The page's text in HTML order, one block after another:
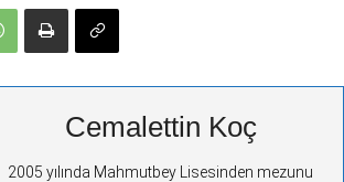
Cemalettin Koç
2005 yılında Mahmutbey Lisesinden mezunu